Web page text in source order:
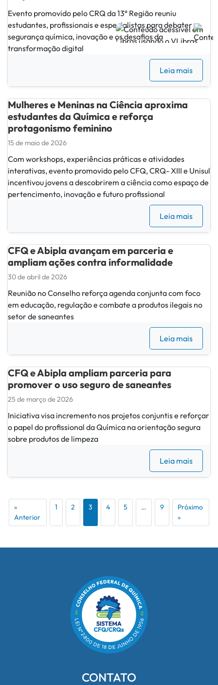
Evento promovido pelo CRQ da 13ª Região reuniu
estudantes, profissionais e especialistas para debater
segurança química, inovação e os desafios da
transformação digital
Leia mais
Mulheres e Meninas na Ciência aproxima
estudantes da Química e reforça
protagonismo feminino
15 de maio de 2026
Com workshops, experiências práticas e atividades
interativas, evento promovido pelo CFQ, CRQ- XIII e Unisul
incentivou jovens a descobrirem a ciência como espaço de
pertencimento, inovação e futuro profissional
Leia mais
CFQ e Abipla avançam em parceria e
ampliam ações contra informalidade
30 de abril de 2026
Reunião no Conselho reforça agenda conjunta com foco
em educação, regulação e combate a produtos ilegais no
setor de saneantes
Leia mais
CFQ e Abipla ampliam parceria para
promover o uso seguro de saneantes
25 de março de 2026
Iniciativa visa incremento nos projetos conjuntis e reforçar
o papel do profissional da Química na orientação segura
sobre produtos de limpeza
Leia mais
«
Anterior
1 2 3 4 5 … 9
Próximo
»
CONTATO